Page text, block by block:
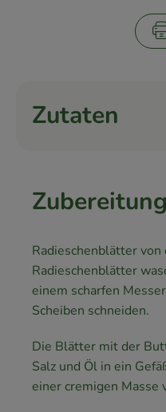
Zutaten
Zubereitung
Radieschenblätter von
Radieschenblätter
einem scharfen
Scheiben schneiden.
Die Blätter mit der
Salz und Öl in ein
einer cremigen Masse